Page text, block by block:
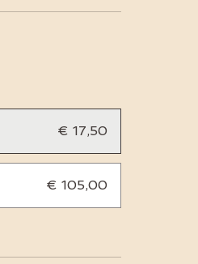
€ 17,50
€ 105,00